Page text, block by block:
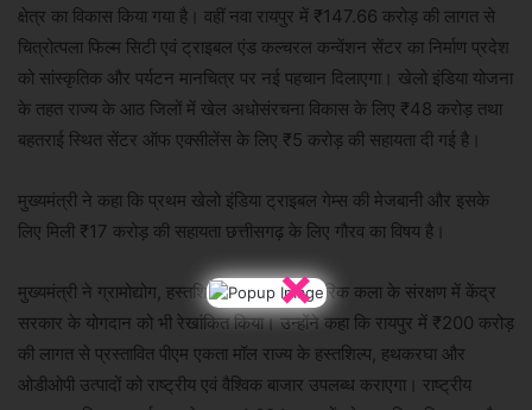
क्षेत्र का विकास किया गया है। वहीं नवा रायपुर में ₹147.66 करोड़ की लागत से
चित्रोत्पला फिल्म सिटी एवं ट्राइबल एंड कल्चरल कन्वेंशन सेंटर का निर्माण प्रदेश
को सांस्कृतिक और पर्यटन मानचित्र पर नई पहचान दिलाएगा। खेलो इंडिया योजना
के तहत राज्य के आठ जिलों में खेल अधोसंरचना विकास के लिए ₹48 करोड़ तथा
बहतराई स्थित सेंटर ऑफ एक्सीलेंस के लिए ₹5 करोड़ की सहायता दी गई है।
मुख्यमंत्री ने कहा कि प्रथम खेलो इंडिया ट्राइबल गेम्स की मेजबानी और इसके
लिए मिली ₹17 करोड़ की सहायता छत्तीसगढ़ के लिए गौरव का विषय है।
मुख्यमंत्री ने ग्रामोद्योग, हस्तशिल्प, रेशम और पारंपरिक कला के संरक्षण में केंद्र
सरकार के योगदान को भी रेखांकित किया। उन्होंने कहा कि रायपुर में ₹200 करोड़
की लागत से प्रस्तावित पीएम एकता मॉल राज्य के हस्तशिल्प, हथकरघा और
ओडीओपी उत्पादों को राष्ट्रीय एवं वैश्विक बाजार उपलब्ध कराएगा। राष्ट्रीय
×